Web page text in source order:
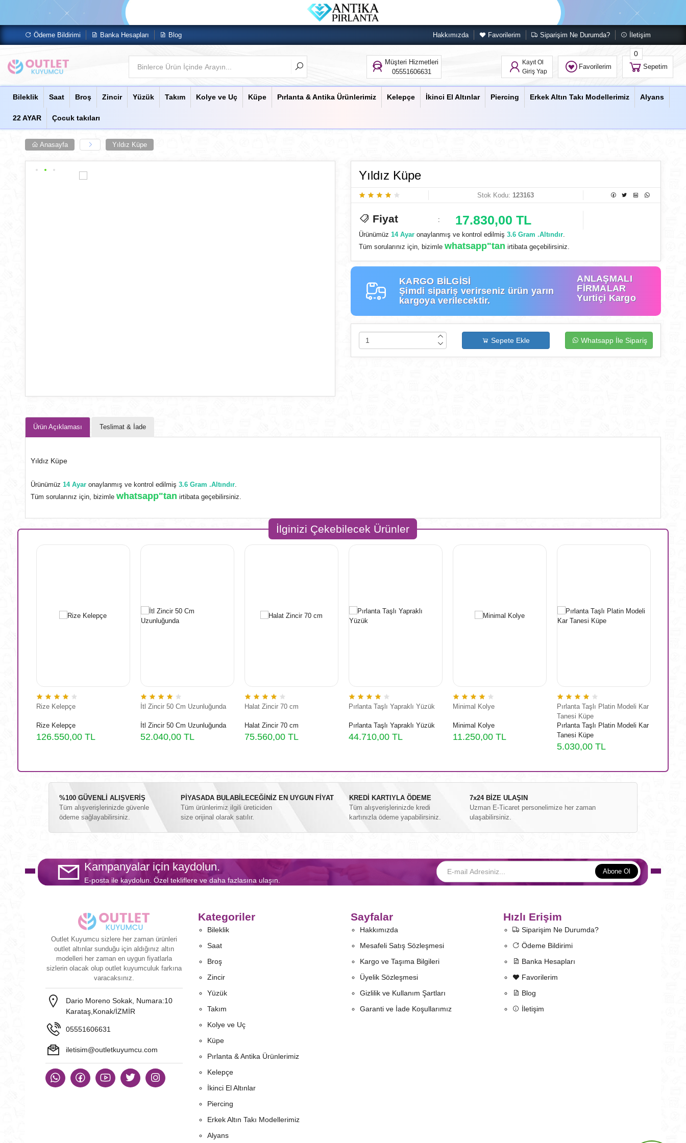
Ödeme Bildirimi Banka Hesapları Blog Hakkımızda Favorilerim Siparişim Ne Durumda? İletişim
Müşteri Hizmetleri
05551606631
Kayıt Ol
Giriş Yap
Favorilerim Sepetim
0
Bileklik Saat Broş Zincir Yüzük Takım Kolye ve Uç Küpe Pırlanta & Antika Ürünlerimiz Kelepçe İkinci El Altınlar Piercing Erkek Altın Takı Modellerimiz Alyans
22 AYAR Çocuk takıları
Anasayfa Yıldız Küpe
Yıldız Küpe
Stok Kodu:123163
Fiyat : 17.830,00 TL
Ürünümüz 14 Ayaronaylanmış ve kontrol edilmiş 3.6 Gram .Altındır.
Tüm sorularınız için, bizimle whatsapp"tan irtibata geçebilirsiniz.
KARGO BİLGİSİ
Şimdi sipariş verirseniz ürün yarın
kargoya verilecektir.
ANLAŞMALI
FİRMALAR
Yurtiçi Kargo
Sepete Ekle Whatsapp İle Sipariş
Ürün Açıklaması Teslimat & İade
Yıldız Küpe
Ürünümüz 14 Ayaronaylanmış ve kontrol edilmiş 3.6 Gram .Altındır.
Tüm sorularınız için, bizimle whatsapp"tan irtibata geçebilirsiniz.
İlginizi Çekebilecek Ürünler
Rize Kelepçe
Rize Kelepçe
126.550,00 TL
İtl Zincir 50 Cm Uzunluğunda
İtl Zincir 50 Cm Uzunluğunda
52.040,00 TL
Halat Zincir 70 cm
Halat Zincir 70 cm
75.560,00 TL
Pırlanta Taşlı Yapraklı Yüzük
Pırlanta Taşlı Yapraklı Yüzük
44.710,00 TL
Minimal Kolye
Minimal Kolye
11.250,00 TL
Pırlanta Taşlı Platin Modeli Kar
Tanesi Küpe
Pırlanta Taşlı Platin Modeli Kar
Tanesi Küpe
5.030,00 TL
%100 GÜVENLİ ALIŞVERİŞ
Tüm alışverişlerinizde güvenle
ödeme sağlayabilirsiniz.
PİYASADA BULABİLECEĞİNİZ EN UYGUN FİYAT
Tüm ürünlerimiz ilgili üreticiden
size orijinal olarak satılır.
KREDİ KARTIYLA ÖDEME
Tüm alışverişlerinizde kredi
kartınızla ödeme yapabilirsiniz.
7x24 BİZE ULAŞIN
Uzman E-Ticaret personelimize her zaman
ulaşabilirsiniz.
Kampanyalar için kaydolun.
E-posta ile kaydolun. Özel tekliflere ve daha fazlasına ulaşın.
Abone Ol
Outlet Kuyumcu sizlere her zaman ürünleri
outlet altınlar sunduğu için aldığınız altın
modelleri her zaman en uygun fiyatlarla
sizlerin olacak olup outlet kuyumculuk farkına
varacaksınız.
Dario Moreno Sokak, Numara:10
Karataş,Konak/İZMİR
05551606631
iletisim@outletkuyumcu.com
Kategoriler
Bileklik
Saat
Broş
Zincir
Yüzük
Takım
Kolye ve Uç
Küpe
Pırlanta & Antika Ürünlerimiz
Kelepçe
İkinci El Altınlar
Piercing
Erkek Altın Takı Modellerimiz
Alyans
Sayfalar
Hakkımızda
Mesafeli Satış Sözleşmesi
Kargo ve Taşıma Bilgileri
Üyelik Sözleşmesi
Gizlilik ve Kullanım Şartları
Garanti ve İade Koşullarımız
Hızlı Erişim
Siparişim Ne Durumda?
Ödeme Bildirimi
Banka Hesapları
Favorilerim
Blog
İletişim